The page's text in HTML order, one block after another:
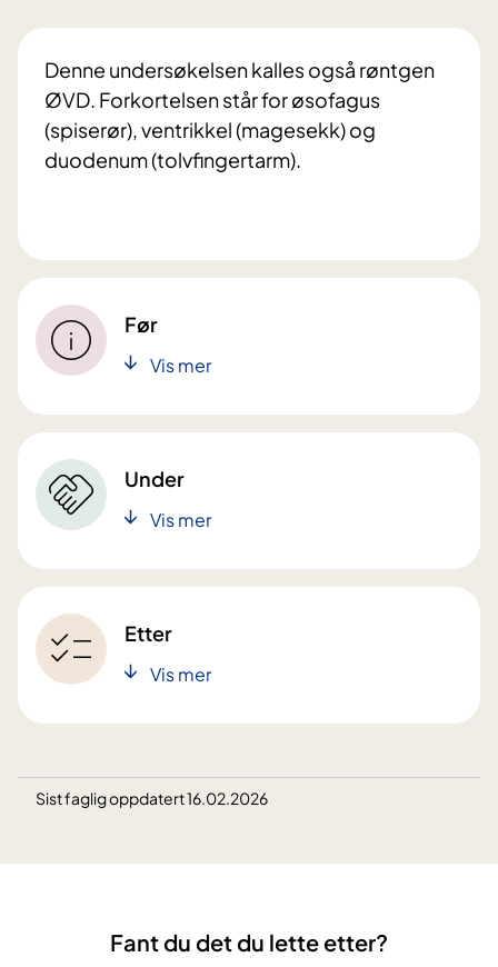
Denne undersøkelsen kalles også røntgen
ØVD. Forkortelsen står for øsofagus
(spiserør), ventrikkel (magesekk) og
duodenum (tolvfingertarm).
Før
Vis mer
Under
Vis mer
Etter
Vis mer
Sist faglig oppdatert 16.02.2026
Fant du det du lette etter?